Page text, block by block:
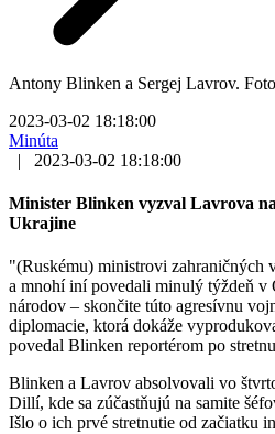
Antony Blinken a Sergej Lavrov.
2023-03-02 18:18:00
Minúta
|
2023-03-02 18:18:00
Minister Blinken vyzval Lavrova
Ukrajine
"(Ruskému) ministrovi zahraničných
a mnohí iní povedali minulý týždeň v
národov – skončite túto agresívnu
diplomacie, ktorá dokáže
povedal Blinken reportérom po
Blinken a Lavrov absolvovali vo
Dillí, kde sa zúčastňujú na samite
Išlo o ich prvé stretnutie od začiatku